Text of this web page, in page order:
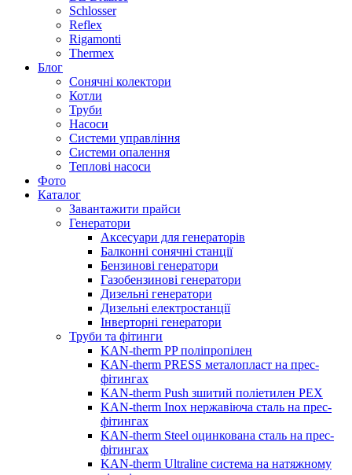
Schlosser
Reflex
Rigamonti
Thermex
Блог
Сонячні колектори
Котли
Труби
Насоси
Системи управління
Системи опалення
Теплові насоси
Фото
Каталог
Завантажити прайси
Генератори
Аксесуари для генераторів
Балконні сонячні станції
Бензинові генератори
Газобензинові генератори
Дизельні генератори
Дизельні електростанції
Інверторні генератори
Труби та фітинги
KAN-therm PP поліпропілен
KAN-therm PRESS металопласт на прес-
фітингах
KAN-therm Push зшитий поліетилен PEX
KAN-therm Inox нержавіюча сталь на прес-
фітингах
KAN-therm Steel оцинкована сталь на прес-
фітингах
KAN-therm Ultraline система на натяжному